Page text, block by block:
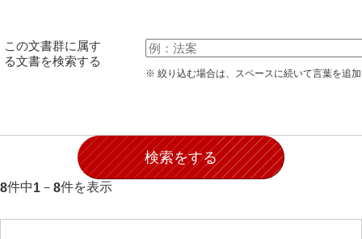
石川卓美文庫
和泉家文書
市川家文書
この文書群に属す
る文書を検索する
※ 絞り込む場合は、スペースに続いて言葉を追
8件中1 － 8件を表示